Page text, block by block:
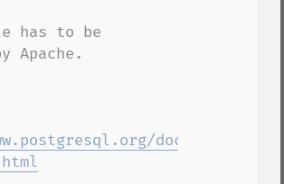
has to be
Apache.
docs/9.6/